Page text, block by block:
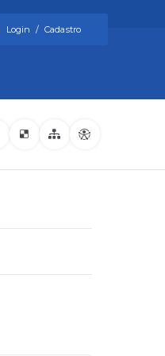
Login / Cadastro